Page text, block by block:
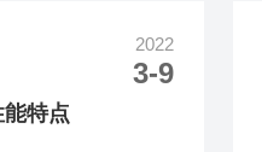
个数及8个培养
样须经过预处理其
CO2吸收剂进入样
2022
3-9
特点